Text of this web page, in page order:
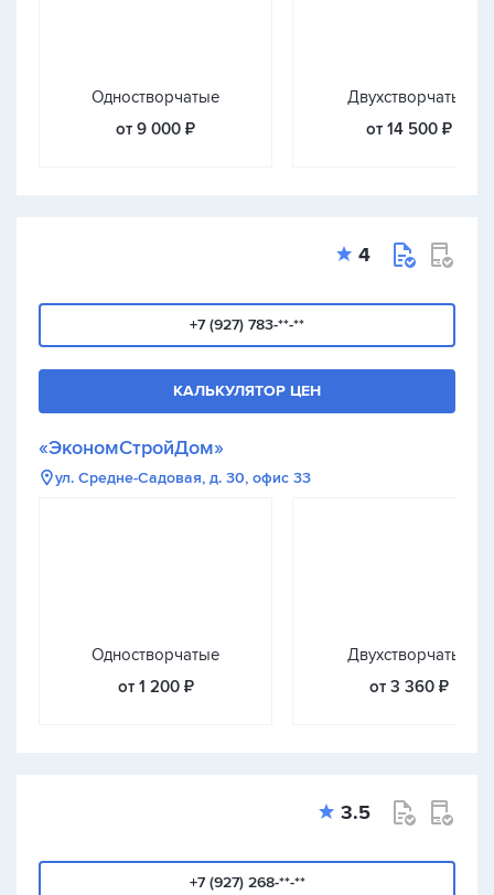
Одностворчатые
от 9 000 ₽
Двухстворчатые
от 14 500 ₽
4
+7 (927) 783-**-**
КАЛЬКУЛЯТОР ЦЕН
«ЭкономСтройДом»
ул. Средне-Садовая, д. 30, офис 33
Одностворчатые
от 1 200 ₽
Двухстворчатые
от 3 360 ₽
3.5
+7 (927) 268-**-**